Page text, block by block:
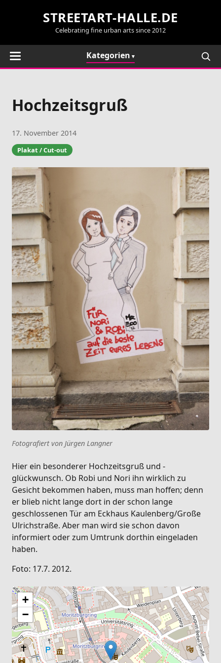
STREETART-HALLE.DE
Celebrating fine urban arts since 2012
Kategorien
Hochzeitsgruß
17. November 2014
Plakat / Cut-out
Fotografiert von Jürgen Langner
Hier ein besonderer Hochzeitsgruß und -
glückwunsch. Ob Robi und Nori ihn wirklich zu
Gesicht bekommen haben, muss man hoffen; denn
er blieb nicht lange dort in der schon lange
geschlossenen Tür am Eckhaus Kaulenberg/Große
Ulrichstraße. Aber man wird sie schon davon
informiert oder zum Umtrunk dorthin eingeladen
haben.
Foto: 17.7. 2012.
+
−